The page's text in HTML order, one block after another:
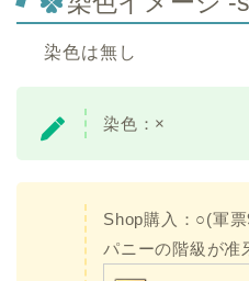
染色は無し
染色：×
Shop購入：○(軍
パニーの階級が准